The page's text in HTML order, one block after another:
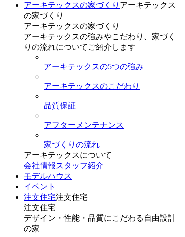
アーキテックスの家づくり アーキテックス
の家づくり
アーキテックスの家づくり
アーキテックスの強みやこだわり、家づく
りの流れについてご紹介します
アーキテックスの5つの強み
アーキテックスのこだわり
品質保証
アフターメンテナンス
家づくりの流れ
アーキテックスについて
会社情報 スタッフ紹介
モデルハウス
イベント
注文住宅注文住宅
注文住宅
デザイン・性能・品質にこだわる自由設計
の家